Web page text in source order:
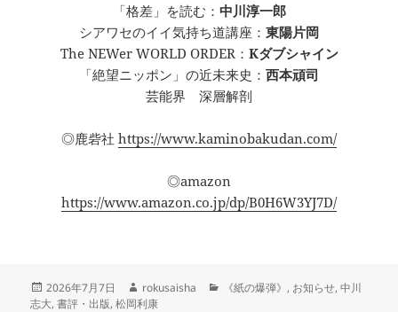
「格差」を読む： 中川淳一郎
シアワセのイイ気持ち道講座： 東陽片岡
The NEWer WORLD ORDER： Kダブシャイン
「絶望ニッポン」の近未来史： 西本頑司
芸能界 深層解剖
◎鹿砦社 https://www.kaminobakudan.com/
◎amazon
https://www.amazon.co.jp/dp/B0H6W3YJ7D/
投
稿
2026年7月7日
作
成
rokusaisha
カ《紙の爆弾》 , お知らせ,中川
志大,書評・出版,松岡利康